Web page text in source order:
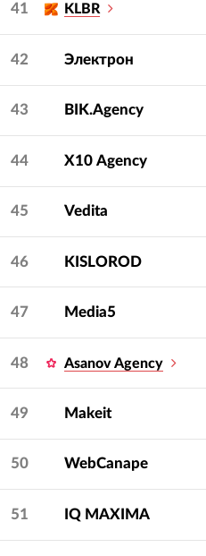
41 KLBR
42 Электрон
43 BIK.Agency
44 Х10 Agency
45 Vedita
46 KISLOROD
47 Media5
48 Asanov Agency
49 Makeit
50 WebCanape
51 IQ МAXIMA